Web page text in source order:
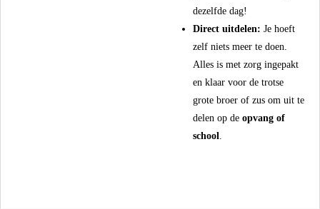
dezelfde dag!
Direct uitdelen: Je hoeft
zelf niets meer te doen.
Alles is met zorg ingepakt
en klaar voor de trotse
grote broer of zus om uit te
delen op de opvang of
school.